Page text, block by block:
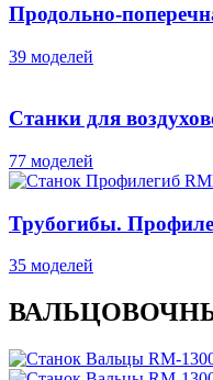
Продольно-
39 моделей
Станки для
77 моделей
Трубогибы.
35 моделей